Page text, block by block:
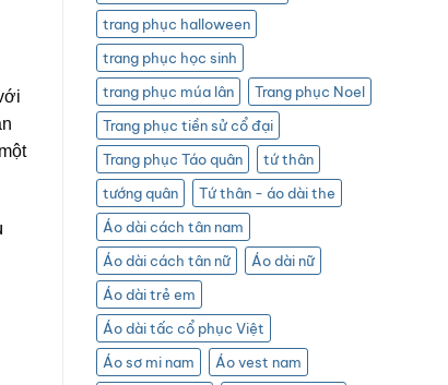
trang phục halloween
trang phục học sinh
trang phục múa lân
Trang phục Noel
Trang phục tiền sử cổ đại
Trang phục Táo quân
tứ thân
tướng quân
Tứ thân - áo dài the
Áo dài cách tân nam
Áo dài cách tân nữ
Áo dài nữ
Áo dài trẻ em
Áo dài tấc cổ phục Việt
Áo sơ mi nam
Áo vest nam